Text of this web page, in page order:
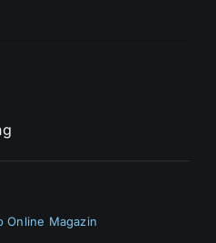
Online Magazin